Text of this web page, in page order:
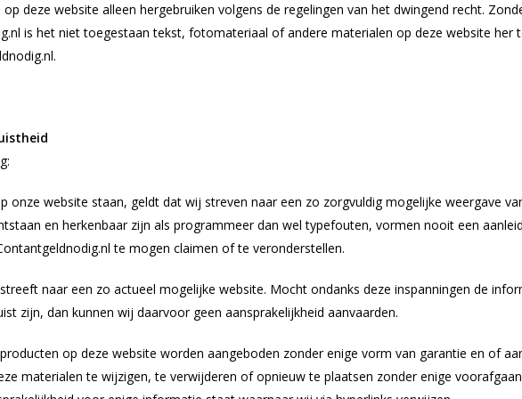
deze website alleen hergebruiken volgens de regelingen van het dwingend recht.
is het niet toegestaan tekst, fotomateriaal of andere materialen op deze website her
onze website staan, geldt dat wij streven naar een zo zorgvuldig mogelijke weergave
en herkenbaar zijn als programmeer dan wel typefouten, vormen nooit een
te mogen claimen of te veronderstellen.
naar een zo actueel mogelijke website. Mocht ondanks deze inspanningen de
zijn, dan kunnen wij daarvoor geen aansprakelijkheid aanvaarden.
op deze website worden aangeboden zonder enige vorm van garantie en of
materialen te wijzigen, te verwijderen of opnieuw te plaatsen zonder enige